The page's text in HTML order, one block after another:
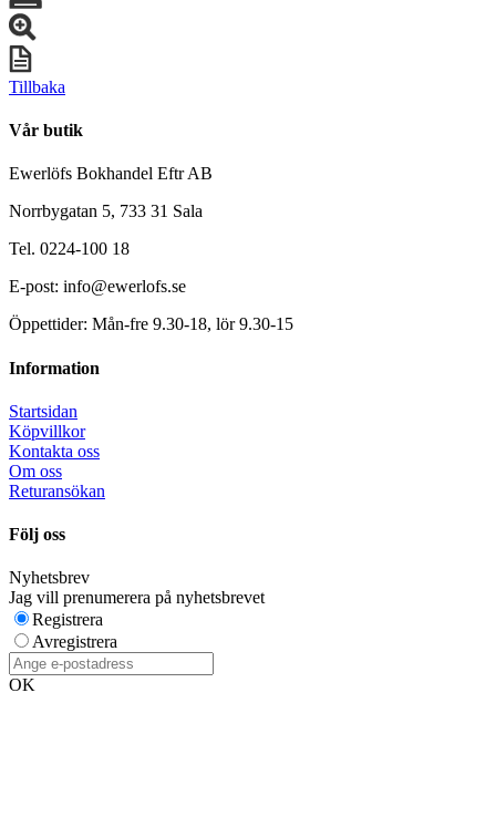
Tillbaka
Vår butik
Ewerlöfs Bokhandel Eftr AB
Norrbygatan 5, 733 31 Sala
Tel. 0224-100 18
E-post: info@ewerlofs.se
Öppettider: Mån-fre 9.30-18, lör 9.30-15
Information
Startsidan
Köpvillkor
Kontakta oss
Om oss
Returansökan
Följ oss
Nyhetsbrev
Jag vill prenumerera på nyhetsbrevet
Registrera
Avregistrera
OK